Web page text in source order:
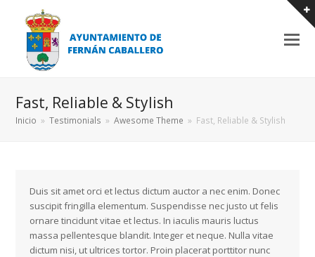
Fast, Reliable & Stylish
Inicio » Testimonials » Awesome Theme » Fast, Reliable & Stylish
Duis sit amet orci et lectus dictum auctor a nec enim. Donec
suscipit fringilla elementum. Suspendisse nec justo ut felis
ornare tincidunt vitae et lectus. In iaculis mauris luctus
massa pellentesque blandit. Integer et neque. Nulla vitae
dictum nisi, ut ultrices tortor. Proin placerat porttitor nunc